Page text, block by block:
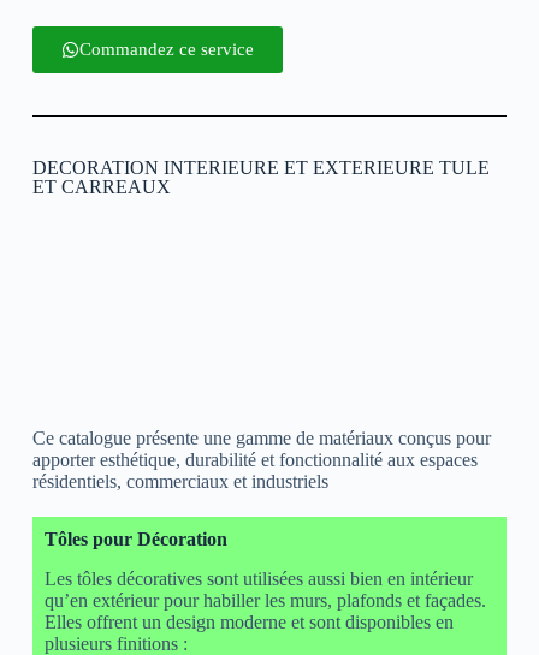
Commandez ce service
DECORATION INTERIEURE ET EXTERIEURE TULE
ET CARREAUX
Ce catalogue présente une gamme de matériaux conçus pour
apporter esthétique, durabilité et fonctionnalité aux espaces
résidentiels, commerciaux et industriels
Tôles pour Décoration
Les tôles décoratives sont utilisées aussi bien en intérieur
qu’en extérieur pour habiller les murs, plafonds et façades.
Elles offrent un design moderne et sont disponibles en
plusieurs finitions :